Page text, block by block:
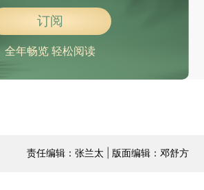
订阅
全年畅览 轻松阅读
责任编辑：张兰太 | 版面编辑：邓舒方